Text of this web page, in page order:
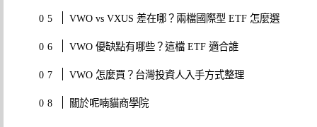
VWO vs VXUS 差在哪？兩檔國際型 ETF 怎麼選
VWO 優缺點有哪些？這檔 ETF 適合誰
VWO 怎麼買？台灣投資人入手方式整理
關於呢喃貓商學院